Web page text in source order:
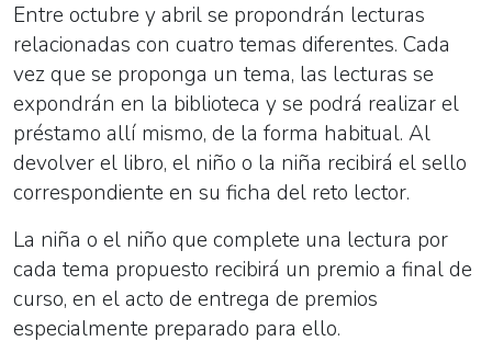
Entre octubre y abril se propondrán lecturas
relacionadas con cuatro temas diferentes. Cada
vez que se proponga un tema, las lecturas se
expondrán en la biblioteca y se podrá realizar el
préstamo allí mismo, de la forma habitual. Al
devolver el libro, el niño o la niña recibirá el sello
correspondiente en su ficha del reto lector.
La niña o el niño que complete una lectura por
cada tema propuesto recibirá un premio a final de
curso, en el acto de entrega de premios
especialmente preparado para ello.